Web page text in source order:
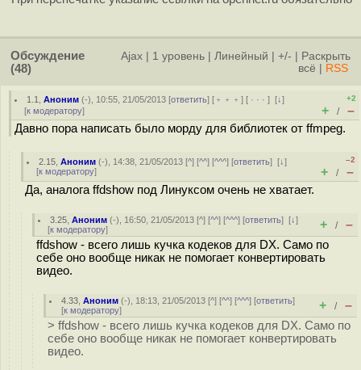
Обсуждение
(48)
Ajax 1 уровень Линейный +/-
Раскрыть
всё
RSS
1.1 ,Аноним (-), 10:55, 21/05/2013 [ответить] [ ﹢﹢﹢] [ · · ·][↓]
[к модератору]
+2
+ / –
Давно пора написать было морду для библиотек от ffmpeg.
2.15 ,Аноним (-), 14:38, 21/05/2013 [^] [^^] [^^^] [ответить][↓]
[к модератору]
–2
+ / –
Да, аналога ffdshow под Линуксом очень не хватает.
3.25 ,Аноним (-), 16:50, 21/05/2013 [^] [^^] [^^^] [ответить][↓]
[к модератору] + / –
ffdshow - всего лишь кучка кодеков для DX. Само по
себе оно вообще никак не помогает конвертировать
видео.
4.33 ,Аноним (-), 18:13, 21/05/2013 [^] [^^] [^^^] [ответить]
[к модератору] + / –
> ffdshow - всего лишь кучка кодеков для DX. Само по
себе оно вообще никак не помогает конвертировать
видео.